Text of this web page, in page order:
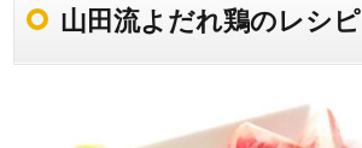
山田流よだれ鶏のレシピ